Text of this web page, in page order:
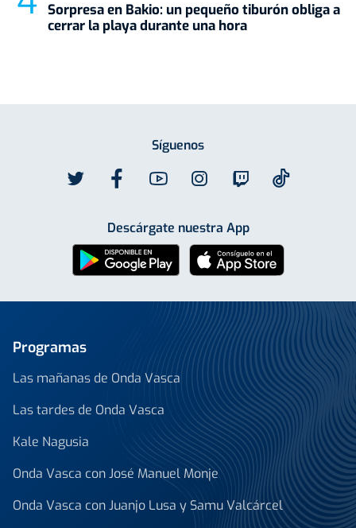
Sorpresa en Bakio: un pequeño tiburón obliga a
cerrar la playa durante una hora
Síguenos
Descárgate nuestra App
Programas
Las mañanas de Onda Vasca
Las tardes de Onda Vasca
Kale Nagusia
Onda Vasca con José Manuel Monje
Onda Vasca con Juanjo Lusa y Samu Valcárcel